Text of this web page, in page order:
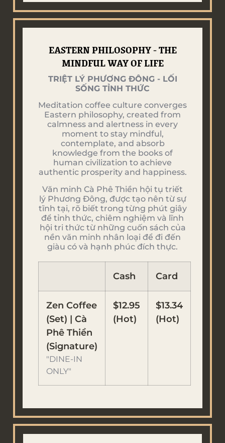
EASTERN PHILOSOPHY - THE
MINDFUL WAY OF LIFE
TRIỆT LÝ PHƯƠNG ĐÔNG - LỐI
SỐNG TỈNH THỨC
Meditation coffee culture converges
Eastern philosophy, created from
calmness and alertness in every
moment to stay mindful,
contemplate, and absorb
knowledge from the books of
human civilization to achieve
authentic prosperity and happiness.
Văn minh Cà Phê Thiền hội tụ triết
lý Phương Đông, được tạo nên từ sự
tĩnh tại, rõ biết trong từng phút giây
để tỉnh thức, chiêm nghiệm và lĩnh
hội tri thức từ những cuốn sách của
nền văn minh nhân loại để đi đến
giàu có và hạnh phúc đích thực.
Cash Card
Zen Coffee
(Set) | Cà
Phê Thiền
(Signature)
"DINE-IN
ONLY"
$12.95
(Hot)
$13.34
(Hot)